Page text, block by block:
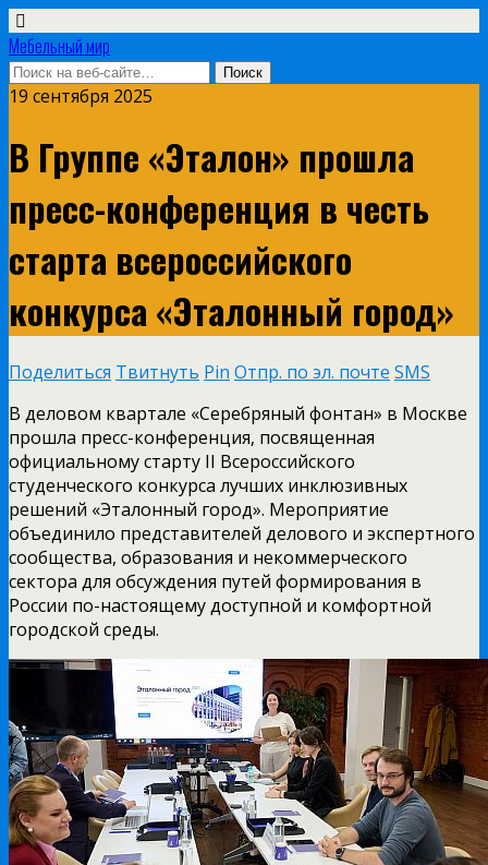
Мебельный мир
19 сентября 2025
В Группе «Эталон» прошла
пресс-конференция в честь
старта всероссийского
конкурса «Эталонный город»
Поделиться Твитнуть Pin Отпр. по эл. почте SMS
В деловом квартале «Серебряный фонтан» в Москве
прошла пресс-конференция, посвященная
официальному старту II Всероссийского
студенческого конкурса лучших инклюзивных
решений «Эталонный город». Мероприятие
объединило представителей делового и экспертного
сообщества, образования и некоммерческого
сектора для обсуждения путей формирования в
России по-настоящему доступной и комфортной
городской среды.